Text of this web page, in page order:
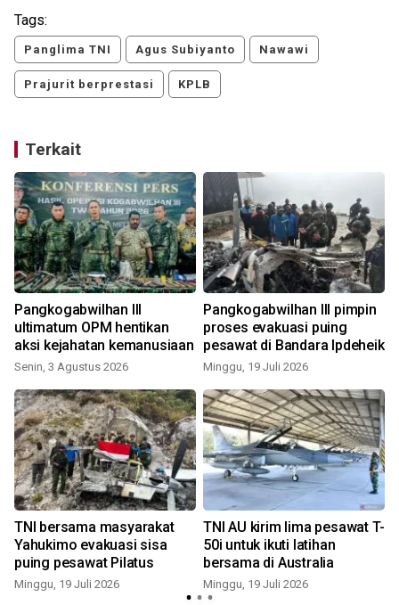
Tags:
Panglima TNI Agus Subiyanto Nawawi
Prajurit berprestasi KPLB
Terkait
Pangkogabwilhan III
ultimatum OPM hentikan
aksi kejahatan kemanusiaan
Senin, 3 Agustus 2026
Pangkogabwilhan III pimpin
proses evakuasi puing
pesawat di Bandara Ipdeheik
Minggu, 19 Juli 2026
TNI bersama masyarakat
Yahukimo evakuasi sisa
puing pesawat Pilatus
Minggu, 19 Juli 2026
TNI AU kirim lima pesawat T-
50i untuk ikuti latihan
bersama di Australia
Minggu, 19 Juli 2026